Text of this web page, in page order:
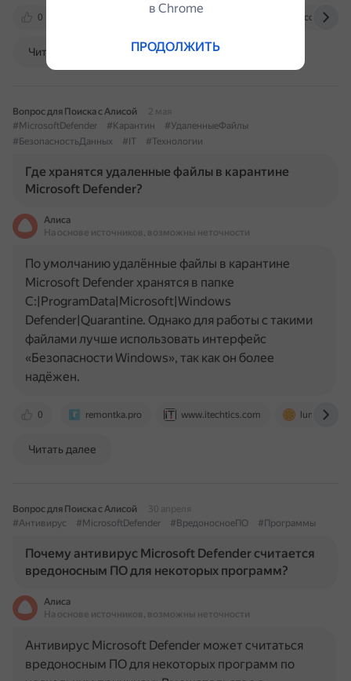
0 learn.microsoft.com
Читать далее
Вопрос для Поиска с Алисой
2 мая
#MicrosoftDefender
#Карантин
#УдаленныеФайлы
#БезопасностьДанных
#IT #Технологии
Где хранятся удаленные файлы в карантине
Microsoft Defender?
Алиса
На основе источников, возможны неточности
0 remontka.pro www.itechtics.com lumpics.ru
По умолчанию удалённые файлы в карантине
Microsoft Defender хранятся в папке
C:|ProgramData|Microsoft|Windows
Defender|Quarantine. Однако для работы с такими
файлами лучше использовать интерфейс
«Безопасности Windows», так как он более
надёжен.
Читать далее
Вопрос для Поиска с Алисой
30 апреля
#Антивирус
#MicrosoftDefender #ВредоносноеПО #Программы
Почему антивирус Microsoft Defender считается
вредоносным ПО для некоторых программ?
Алиса
На основе источников, возможны неточности
Антивирус Microsoft Defender может считаться
вредоносным ПО для некоторых программ по
в Сhrome
ПРОДОЛЖИТЬ